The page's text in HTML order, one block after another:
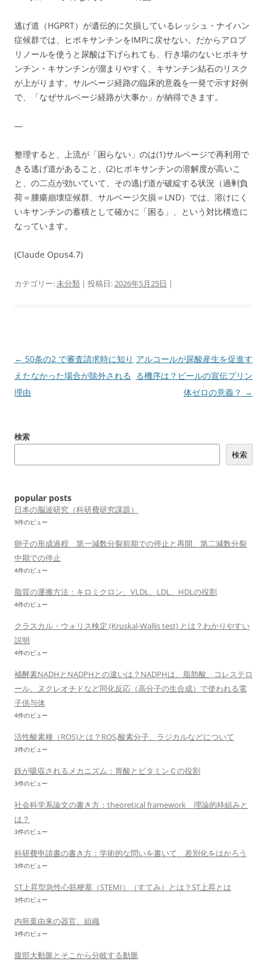
逃げ道（HGPRT）が遺伝的に欠損しているレッシュ・ナイハン
症候群では、ヒポキサンチンをIMPに戻せない。だからアロプ
リノールを使うと尿酸は下げられても、行き場のないヒポキサ
ンチン・キサンチンが溜まりやすく、キサンチン結石のリスク
が上がります。サルベージ経路の臨床的意義を一発で示す好例
で、「なぜサルベージ経路が大事か」が納得できます。
—
整理すると、上流が「困らない」のは(1)サルベージで再利用で
きる逃げ道があること、(2)ヒポキサンチンの溶解度が高いこ
と、の二点が効いていて、その逃げ道が破綻する状況（過剰負
荷＝腫瘍崩壊症候群、サルベージ欠損＝LND）では、溶けにく
いキサンチンの蓄積として確かに「困る」、という対比構造に
なっています。
(Claude Opus4.7)
カテゴリー:未分類 | 投稿日:2026年5月25日 |
投
稿
ナ
ー
← 50条の2 で審査請求時に知り
えたなかった場合が除外される
理由
アルコールが尿酸産生を促進す
る機序は？ビールの宣伝プリン
体ゼロの意義？ →
検索
検索
popular posts
日本の脳波研究（科研費研究課題）
9件のビュー
卵子の形成過程 第一減数分裂前期での停止と再開、第二減数分裂
中期での停止
4件のビュー
脂質の運搬方法：キロミクロン、VLDL、LDL、HDLの役割
4件のビュー
クラスカル・ウォリス検定 (Kruskal-Wallis test) とは？わかりやすい
説明
4件のビュー
補酵素NADHとNADPHとの違いは？NADPHは、脂肪酸、コレステロ
ール、ヌクレオチドなど同化反応（高分子の生合成）で使われる電
子供与体
4件のビュー
活性酸素種（ROS)とは？ROS,酸素分子、ラジカルなどについて
3件のビュー
鉄が吸収されるメカニズム：胃酸とビタミンＣの役割
3件のビュー
社会科学系論文の書き方：theoretical framework 理論的枠組みと
は？
3件のビュー
科研費申請書の書き方：学術的な問いを書いて、差別化をはかろう
3件のビュー
ST上昇型急性心筋梗塞（STEMI）（すてみ）とは？ST上昇とは
3件のビュー
内胚葉由来の器官、組織
3件のビュー
腹部大動脈とそこから分岐する動脈